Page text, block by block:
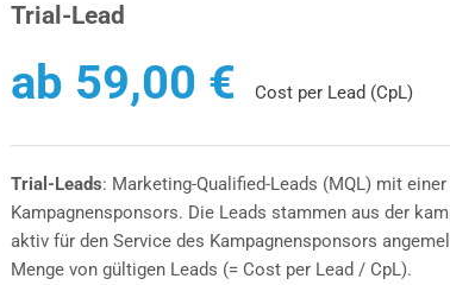
Trial-Lead
ab 59,00 € Cost per Lead (CpL)
Trial-Leads: Marketing-Qualified-Leads (MQL) mit
Kampagnensponsors. Die Leads stammen aus der
aktiv für den Service des Kampagnensponsors
Menge von gültigen Leads (= Cost per Lead / CpL).